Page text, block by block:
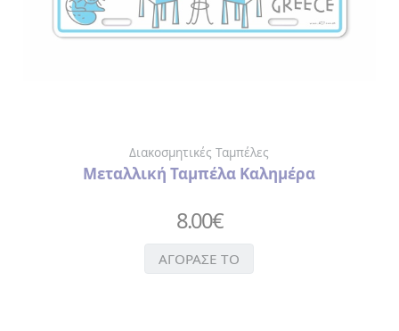
Διακοσμητικές Ταμπέλες
Μεταλλική Ταμπέλα Καλημέρα
8.00€
ΑΓΟΡΑΣΕ ΤΟ